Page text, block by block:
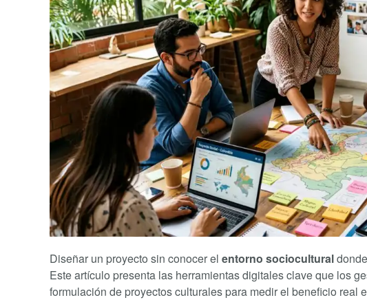
Diseñar un proyecto sin conocer el entorno sociocultural
Este artículo presenta las herramientas digitales clave que los
formulación de proyectos culturales para medir el beneficio real